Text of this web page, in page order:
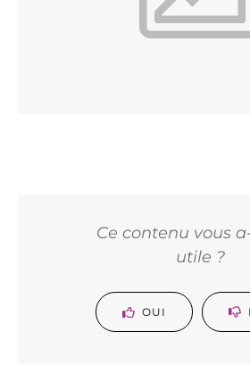
Ce contenu vous
utile ?
OUI